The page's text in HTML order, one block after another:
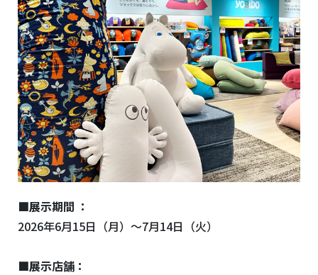
■展示期間 ：
2026年6月15日（月）〜7月14日（火）
■展示店舗：